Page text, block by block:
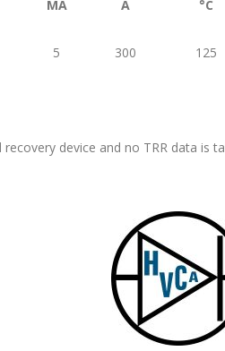
ΜA A °C
5 300 125
device and no TRR data is